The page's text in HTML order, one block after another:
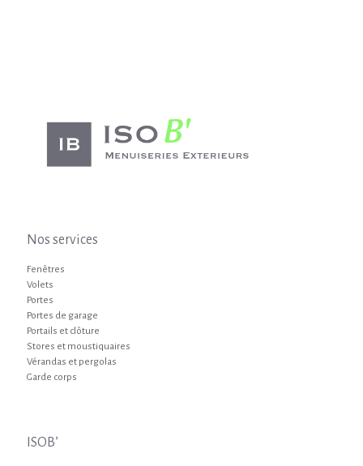
Nos services
Fenêtres
Volets
Portes
Portes de garage
Portails et clôture
Stores et moustiquaires
Vérandas et pergolas
Garde corps
ISOB’